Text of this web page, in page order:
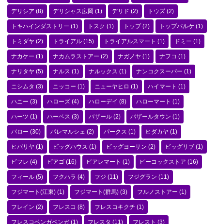
デリシア (8) デリシャス広岡 (1) デリド (2) トウズ (2)
トキハインダストリー (1) トスク (1) トップ(2) トップパルケ (1)
トミダヤ (2) トライアル (15) トライアルスマート (1) ドミー (1)
ナカケー (1) ナカムラストアー (2) ナガノヤ (1) ナフコ (1)
ナリタヤ (5) ナルス (1) ナルックス (1) ナンコクスーパー (1)
ニシムタ (3) ニッコー (1) ニューヤヒロ (1) ハイマート (1)
ハニー (3) ハローズ (4) ハローデイ (8) ハローマート (1)
ハーツ (1) ハーベス (3) バザール (2) バザールタウン (1)
バロー (30) パレマルシェ (2) パークス (1) ヒダカヤ (1)
ヒバリヤ (1) ビッグハウス (1) ビッグヨーサン (2) ビッグリブ (1)
ビフレ (4) ピアゴ (16) ピアレマート (1) ピーコックストア (16)
フィール (5) フクハラ (4) フジ (11) フジグラン (11)
フジマート(江東) (1) フジマート(群馬) (3) フルノストアー (1)
フレイン (2) フレスコ (8) フレスコキクチ (1)
フレスコベンガベンガ (1) フレスタ (11) フレスト (3)